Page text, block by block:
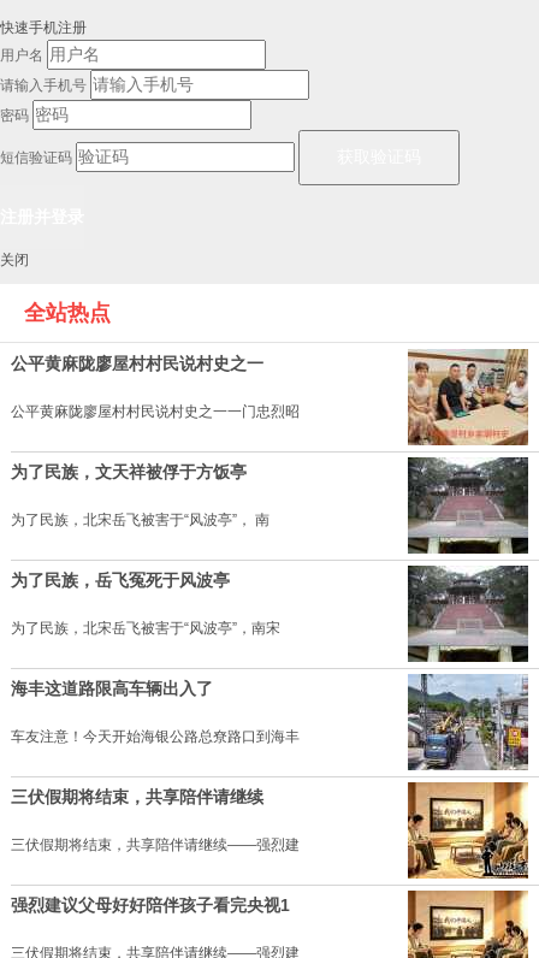
快速手机注册
用户名
请输入手机号
密码
短信验证码
关闭
全站热点
公平黄麻陇廖屋村村民说村史之一
公平黄麻陇廖屋村村民说村史之一一门忠烈昭
为了民族，文天祥被俘于方饭亭
为了民族，北宋岳飞被害于“风波亭”， 南
为了民族，岳飞冤死于风波亭
为了民族，北宋岳飞被害于“风波亭”，南宋
海丰这道路限高车辆出入了
车友注意！今天开始海银公路总尞路口到海丰
三伏假期将结束，共享陪伴请继续
三伏假期将结束，共享陪伴请继续——强烈建
强烈建议父母好好陪伴孩子看完央视1
三伏假期将结束，共享陪伴请继续——强烈建